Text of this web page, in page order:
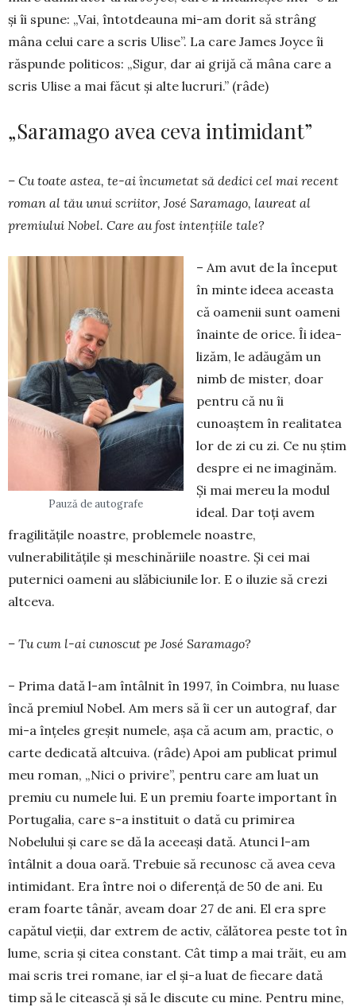
și îi spune: „Vai, întotdeauna mi-am dorit să strâng
mâna celui care a scris Ulise”. La care James Joyce îi
răspunde politicos: „Si­gur, dar ai grijă că mâna care a
scris Ulise a mai făcut și alte lucruri.” (râde)
„Saramago avea ceva intimidant”
– Cu toate astea, te-ai încumetat să dedici cel mai recent
roman al tău unui scriitor, José Sa­ra­mago, laureat al
premiului Nobel. Care au fost intențiile tale?
Pauză de autografe
– Am avut de la început
în minte ideea aceasta
că oamenii sunt oameni
înainte de orice. Îi idea­
lizăm, le adăugăm un
nimb de mister, doar
pentru că nu îi
cunoaștem în realitatea
lor de zi cu zi. Ce nu știm
despre ei ne imaginăm.
Și mai mereu la mo­dul
ideal. Dar toți avem
fragilitățile noastre, pro­blemele noastre,
vulnerabilitățile și meschi­năriile noastre. Și cei mai
puternici oameni au slăbiciunile lor. E o iluzie să crezi
altceva.
– Tu cum l-ai cunoscut pe José Saramago?
– Prima dată l-am întâlnit în 1997, în Coimbra, nu luase
încă premiul Nobel. Am mers să îi cer un autograf, dar
mi-a înțeles greșit nu­mele, așa că acum am, practic, o
carte dedicată alt­cuiva. (râde) Apoi am publicat primul
meu roman, „Nici o pri­vire”, pentru care am luat un
pre­miu cu numele lui. E un premiu foarte impor­tant în
Portugalia, care s-a instituit o dată cu primirea
Nobelului și ca­re se dă la aceeași dată. Atunci l-am
întâlnit a doua oară. Trebuie să recunosc că avea ceva
intimidant. Era între noi o diferență de 50 de ani. Eu
eram foar­te tânăr, aveam doar 27 de ani. El era spre
capătul vie­ții, dar extrem de activ, că­lătorea peste tot în
lu­me, scria și citea constant. Cât timp a mai trăit, eu am
mai scris trei romane, iar el și-a luat de fie­care dată
timp să le citească și să le discute cu mine. Pen­tru mine,